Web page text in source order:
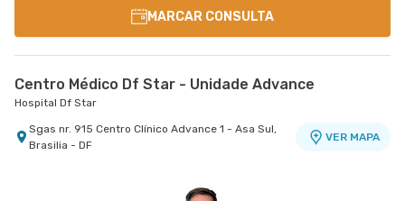
MARCAR CONSULTA
Centro Médico Df Star - Unidade Advance
Hospital Df Star
Sgas nr. 915 Centro Clínico Advance 1 - Asa Sul,
Brasilia - DF
VER MAPA